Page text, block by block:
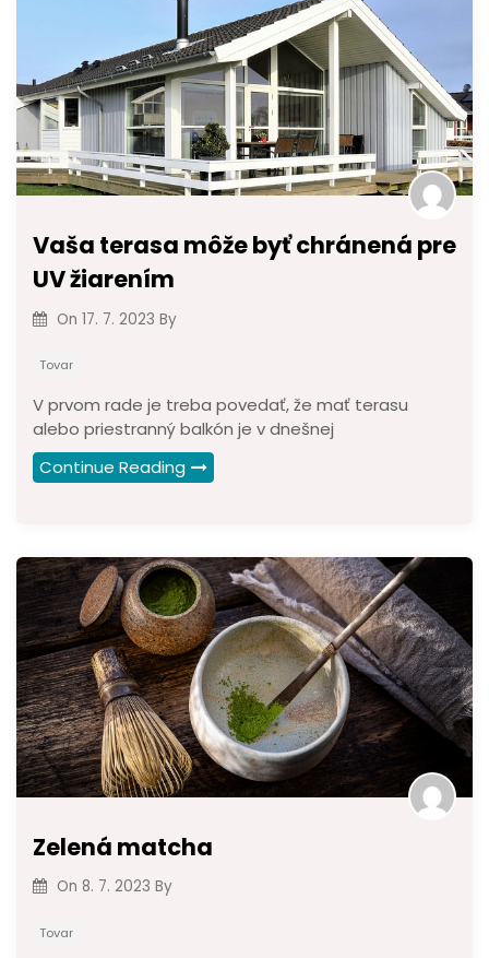
Vaša terasa môže byť chránená pre
UV žiarením
On 17. 7. 2023 By
Tovar
V prvom rade je treba povedať, že mať terasu
alebo priestranný balkón je v dnešnej
Continue Reading
Zelená matcha
On 8. 7. 2023 By
Tovar